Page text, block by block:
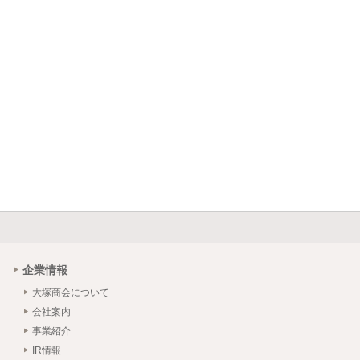
企業情報
大塚商会について
会社案内
事業紹介
IR情報